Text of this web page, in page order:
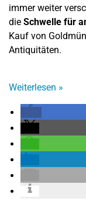
immer weiter
die Schwelle für
Kauf von
Antiquitäten.
Weiterlesen »